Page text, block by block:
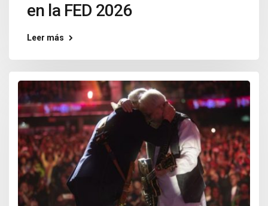
en la FED 2026
Leer más